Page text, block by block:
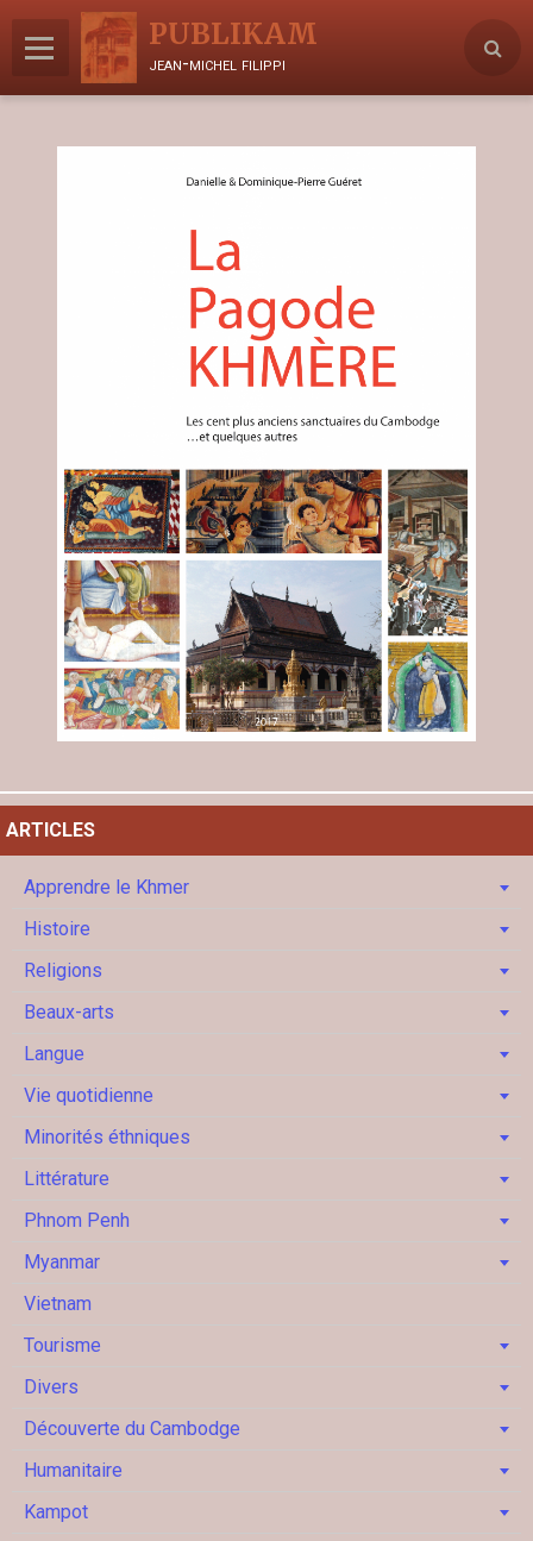
PUBLIKAM
jean-michel filippi
ARTICLES
Apprendre le Khmer
Histoire
Religions
Beaux-arts
Langue
Vie quotidienne
Minorités éthniques
Littérature
Phnom Penh
Myanmar
Vietnam
Tourisme
Divers
Découverte du Cambodge
Humanitaire
Kampot